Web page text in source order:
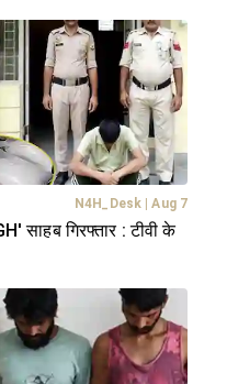
N4H_Desk Aug 7
साहब गिरफ्तार : टीवी के